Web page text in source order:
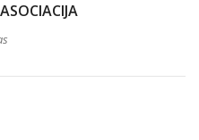
Priimti visus